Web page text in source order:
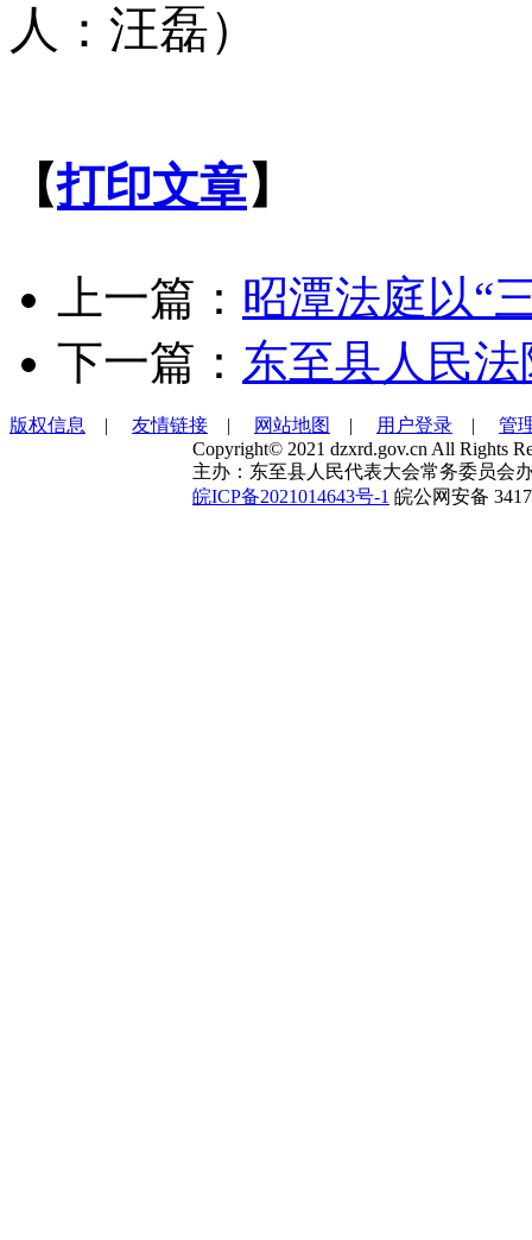
人：汪磊）
【打印文章】
上一篇： 昭潭法庭以“
下一篇： 东至县人民
版权信息 | 友情链接 | 网站地图 | 用户登录 | 管
Copyright© 2021 dzxrd.gov.cn All Rights
主办：东至县人民代表大会常务委员会
皖ICP备2021014643号-1 皖公网安备